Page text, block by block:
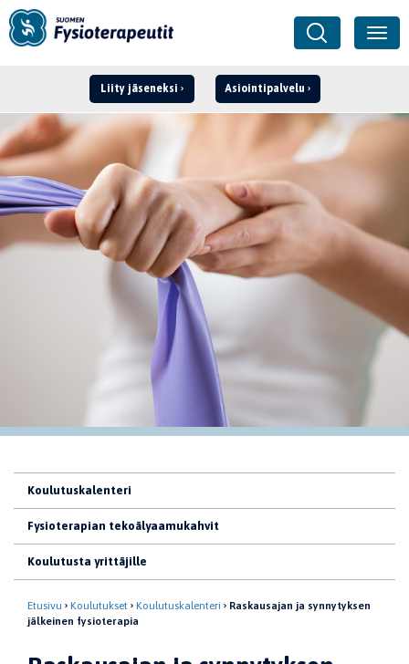
Liity jäseneksi Asiointipalvelu
Kirjaudu ›
Koulutuskalenteri
Fysioterapian tekoälyaamukahvit
Koulutusta yrittäjille
Etusivu Koulutukset Koulutuskalenteri
Raskausajan ja synnytyksen
jälkeinen fysioterapia